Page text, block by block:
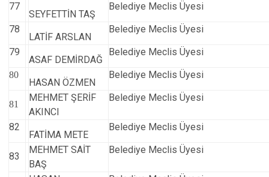
77
SEYFETTİN TAŞ
Belediye Meclis Üyesi
78
LATİF ARSLAN
Belediye Meclis Üyesi
79
ASAF DEMİRDAĞ
Belediye Meclis Üyesi
80
HASAN ÖZMEN
Belediye Meclis Üyesi
81
MEHMET ŞERİF
AKINCI
Belediye Meclis Üyesi
82
FATİMA METE
Belediye Meclis Üyesi
83
MEHMET SAİT
BAŞ
Belediye Meclis Üyesi